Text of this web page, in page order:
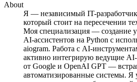
About
Я — независимый IT-разработчик
который стоит на пересечении
Моя специализация — создание
AI-ассистентов на Python с
aiogram. Работа с AI-
активно интегрирую ведущие
от Google и OpenAI GPT —
автоматизированные системы. Я